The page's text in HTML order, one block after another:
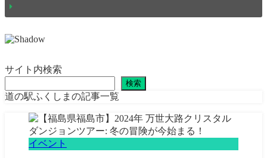
サイト内検索
検索
道の駅ふくしまの記事一覧
イベント